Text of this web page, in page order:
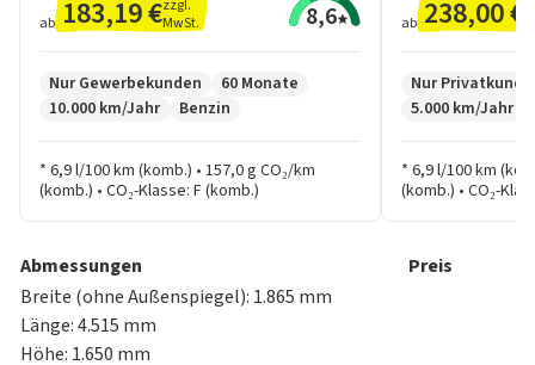
Tasche an der Rückenlehne des Fahrersitzes
Zwei Hecklautsprecher
Zwei Hochtöner vorn
Spracherkennung
Kia-Kartennavigation mit 31,2 cm (12,3 Zoll)
Air"-Updates, 7-Jahre-Kia-Navigationskarten-Update,
digitalem Radioempfang DAB+, Apple CarPlay und
Android Auto
Multifunktionslenkrad
ab 183,19 €zzgl.
MwSt.
8,6
Nur Gewerbekunden
60 Monate
10.000 km/Jahr
Benzin
* 6,9 l/100 km (komb.) • 157,0 g CO₂/km
(komb.) • CO₂-Klasse: F (komb.)
ab 238,00 €
Nur
5.000 km/Jahr
* 6,9 l/100 km
(komb.) • CO₂-
Abmessungen
Preis
Breite (ohne Außenspiegel): 1.865 mm
Länge: 4.515 mm
Höhe: 1.650 mm